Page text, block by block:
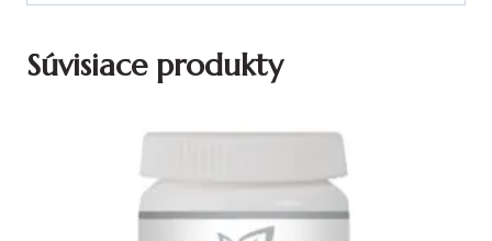
Súvisiace produkty